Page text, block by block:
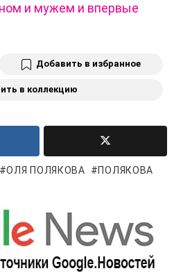
и мужем и впервые
Добавить в избранное
в коллекцию
ОЛЯ ПОЛЯКОВА ПОЛЯКОВА